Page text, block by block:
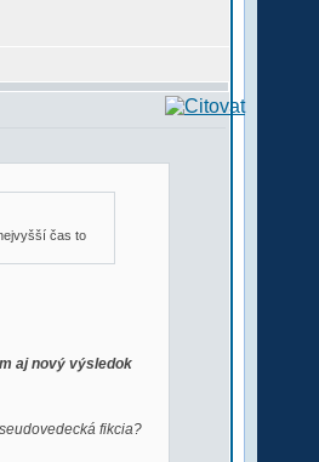
čas to
aj nový výsledok
fikcia?